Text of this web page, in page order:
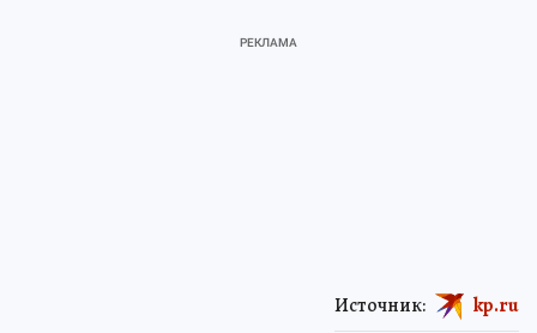
Источник: kp.ru